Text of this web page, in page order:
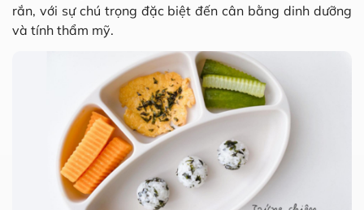
rắn, với sự chú trọng đặc biệt đến cân bằng dinh dưỡng
và tính thẩm mỹ.